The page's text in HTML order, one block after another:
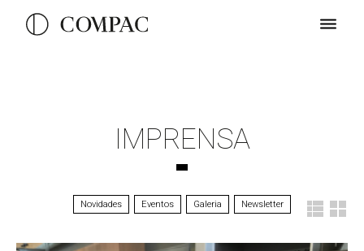
IMPRENSA
Novidades Eventos Galeria Newsletter